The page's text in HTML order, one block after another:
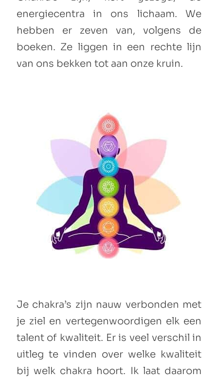
energiecentra in ons lichaam. We
hebben er zeven van, volgens de
boeken. Ze liggen in een rechte lijn
van ons bekken tot aan onze kruin.
Je chakra’s zijn nauw verbonden met
je ziel en vertegenwoordigen elk een
talent of kwaliteit. Er is veel verschil in
uitleg te vinden over welke kwaliteit
bij welk chakra hoort. Ik laat daarom